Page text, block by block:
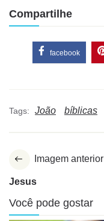
Compartilhe
facebook
Tags: João bíblicas
Imagem anterior
Jesus
Você pode gostar